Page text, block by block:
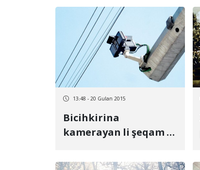
kir+nûkirî
13:48 - 20 Gulan 2015
Bicihkirina
kamerayan li şeqam û
dilgiran kirin